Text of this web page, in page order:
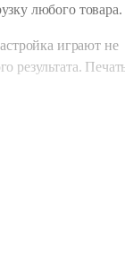
любого товара.
играют не
результата.
с